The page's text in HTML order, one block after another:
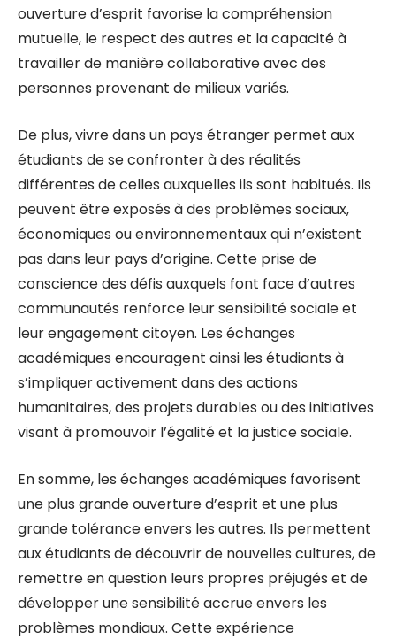
ouverture d’esprit favorise la compréhension
mutuelle, le respect des autres et la capacité à
travailler de manière collaborative avec des
personnes provenant de milieux variés.
De plus, vivre dans un pays étranger permet aux
étudiants de se confronter à des réalités
différentes de celles auxquelles ils sont habitués. Ils
peuvent être exposés à des problèmes sociaux,
économiques ou environnementaux qui n’existent
pas dans leur pays d’origine. Cette prise de
conscience des défis auxquels font face d’autres
communautés renforce leur sensibilité sociale et
leur engagement citoyen. Les échanges
académiques encouragent ainsi les étudiants à
s’impliquer activement dans des actions
humanitaires, des projets durables ou des initiatives
visant à promouvoir l’égalité et la justice sociale.
En somme, les échanges académiques favorisent
une plus grande ouverture d’esprit et une plus
grande tolérance envers les autres. Ils permettent
aux étudiants de découvrir de nouvelles cultures, de
remettre en question leurs propres préjugés et de
développer une sensibilité accrue envers les
problèmes mondiaux. Cette expérience